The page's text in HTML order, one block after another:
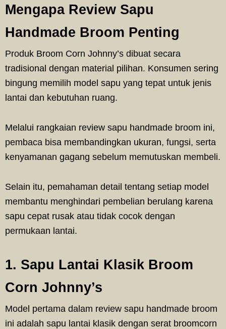
Mengapa Review Sapu
Handmade Broom Penting
Produk Broom Corn Johnny’s dibuat secara
tradisional dengan material pilihan. Konsumen sering
bingung memilih model sapu yang tepat untuk jenis
lantai dan kebutuhan ruang.
Melalui rangkaian review sapu handmade broom ini,
pembaca bisa membandingkan ukuran, fungsi, serta
kenyamanan gagang sebelum memutuskan membeli.
Selain itu, pemahaman detail tentang setiap model
membantu menghindari pembelian berulang karena
sapu cepat rusak atau tidak cocok dengan
permukaan lantai.
1. Sapu Lantai Klasik Broom
Corn Johnny’s
Model pertama dalam review sapu handmade broom
ini adalah sapu lantai klasik dengan serat broomcorn